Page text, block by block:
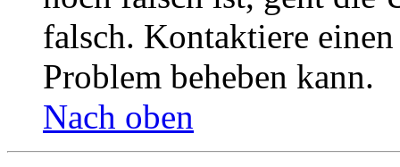
falsch. Kontaktiere
Problem beheben kann.
Nach oben